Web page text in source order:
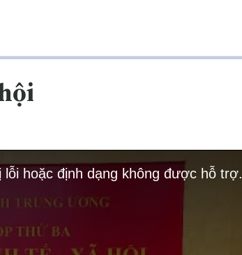
hoặc định dạng không được hỗ trợ.